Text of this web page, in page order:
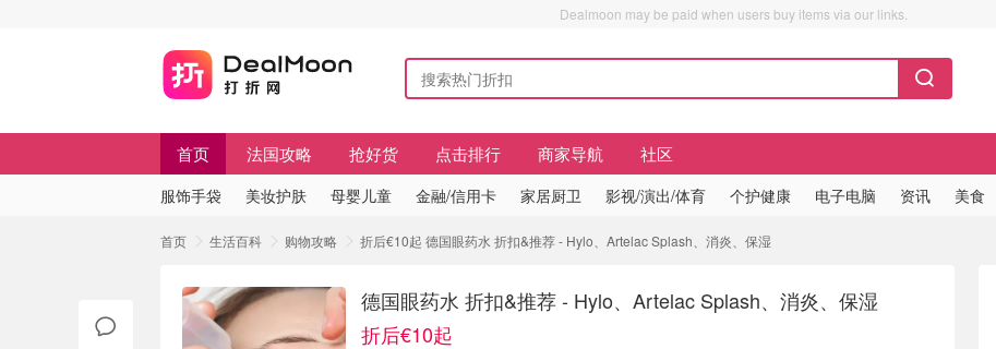
Dealmoon may be paid when users buy items via our links.
首页 法国攻略 抢好货 点击排行 商家导航 社区
服饰手袋 美妆护肤 母婴儿童 金融/信用卡 家居厨卫 影视/演出/体育 个护健康 电子电脑 资讯 美食
首页 生活百科 购物攻略 折后€10起 德国眼药水 折扣&推荐 - Hylo、Artelac Splash、消炎、保湿
德国眼药水 折扣&推荐 - Hylo、Artelac Splash、消炎、保湿
折后€10起